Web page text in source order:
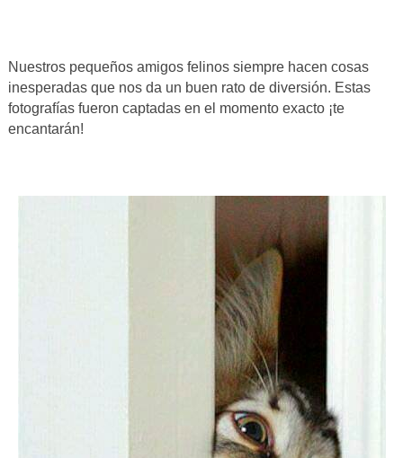
Nuestros pequeños amigos felinos siempre hacen cosas
inesperadas que nos da un buen rato de diversión. Estas
fotografías fueron captadas en el momento exacto ¡te
encantarán!